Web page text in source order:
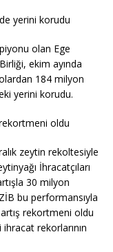
yerini korudu
olan Ege
ekim ayında
184 milyon
yerini korudu.
oldu
zeytin rekoltesiyle
İhracatçıları
30 milyon
bu performansıyla
rekortmeni oldu
rekorlarının